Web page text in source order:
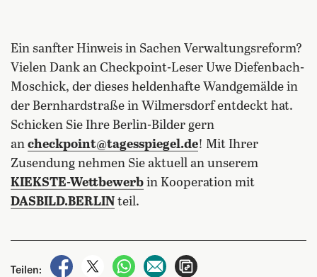
Ein sanfter Hinweis in Sachen Verwaltungsreform?
Vielen Dank an Checkpoint-Leser Uwe Diefenbach-
Moschick, der dieses heldenhafte Wandgemälde in
der Bernhardstraße in Wilmersdorf entdeckt hat.
Schicken Sie Ihre Berlin-Bilder gern
an checkpoint@tagesspiegel.de! Mit Ihrer
Zusendung nehmen Sie aktuell an unserem
KIEKSTE-Wettbewerb in Kooperation mit
DASBILD.BERLIN teil.
Teilen:
auf Facebook teilen
auf X teilenper WhatsApp teilen
per E-Mail teilen